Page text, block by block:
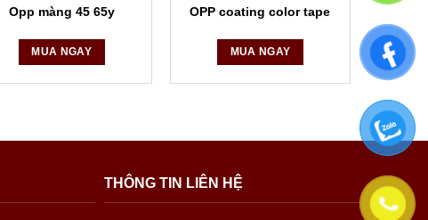
Opp màng 45 65y
MUA NGAY
OPP coating color tape
MUA NGAY
THÔNG TIN LIÊN HỆ